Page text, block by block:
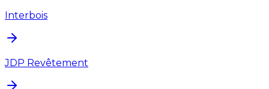
Interbois
JDP Revêtement